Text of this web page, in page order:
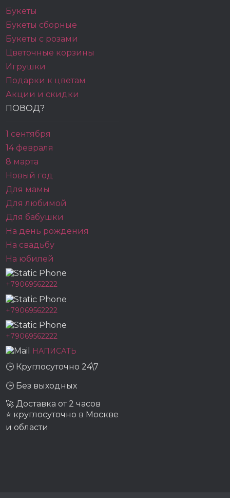
Букеты
Букеты сборные
Букеты с розами
Цветочные корзины
Игрушки
Подарки к цветам
Акции и скидки
ПОВОД?
1 сентября
14 февраля
8 марта
Новый год
Для мамы
Для любимой
Для бабушки
На день рождения
На свадьбу
На юбилей
+79069562222
+79069562222
+79069562222
НАПИСАТЬ
🕒 Круглосуточно 24\7
🕒 Без выходных
🚀 Доставка от 2 часов
⭐ круглосуточно в Москве
и области